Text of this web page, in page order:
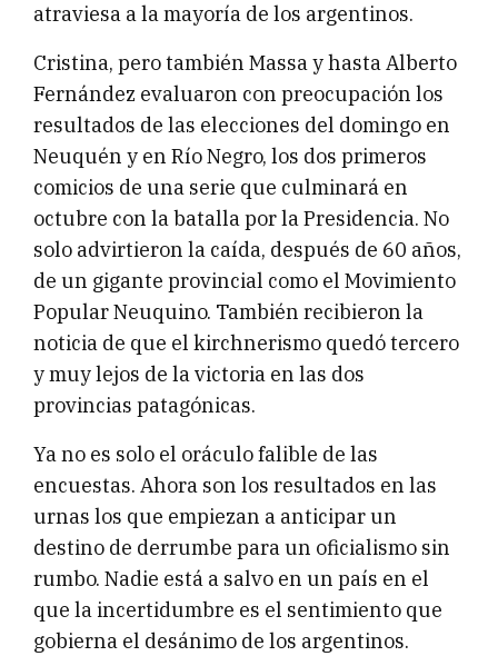
atraviesa a la mayoría de los argentinos.
Cristina, pero también Massa y hasta Alberto
Fernández evaluaron con preocupación los
resultados de las elecciones del domingo en
Neuquén y en Río Negro, los dos primeros
comicios de una serie que culminará en
octubre con la batalla por la Presidencia. No
solo advirtieron la caída, después de 60 años,
de un gigante provincial como el Movimiento
Popular Neuquino. También recibieron la
noticia de que el kirchnerismo quedó tercero
y muy lejos de la victoria en las dos
provincias patagónicas.
Ya no es solo el oráculo falible de las
encuestas. Ahora son los resultados en las
urnas los que empiezan a anticipar un
destino de derrumbe para un oficialismo sin
rumbo. Nadie está a salvo en un país en el
que la incertidumbre es el sentimiento que
gobierna el desánimo de los argentinos.